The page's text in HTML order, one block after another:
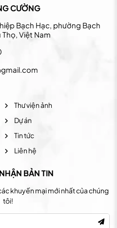
CƯỜNG
Bạch Hạc, phường Bạch
Thọ, Việt Nam
Thư viện ảnh
Dự án
Tin tức
Liên hệ
BẢN TIN
khuyến mại mới nhất của chúng
tôi!